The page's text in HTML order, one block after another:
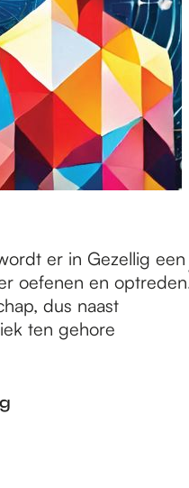
er in Gezellig een
oefenen en
dus naast
ten gehore